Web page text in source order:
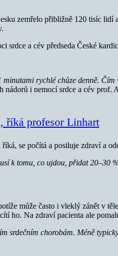
zemřelo přibližně 120 tisíc lidí
srdce a cév předseda České
minutami rychlé chůze denně.
nádorů i nemocí srdce a cév
říká profesor Linhart
se počítá a posiluje zdraví a
k tomu, co ujdou, přidat 20–30
může často i vleklý zánět
ho. Na zdraví pacienta ale
srdečním chorobám. Méně